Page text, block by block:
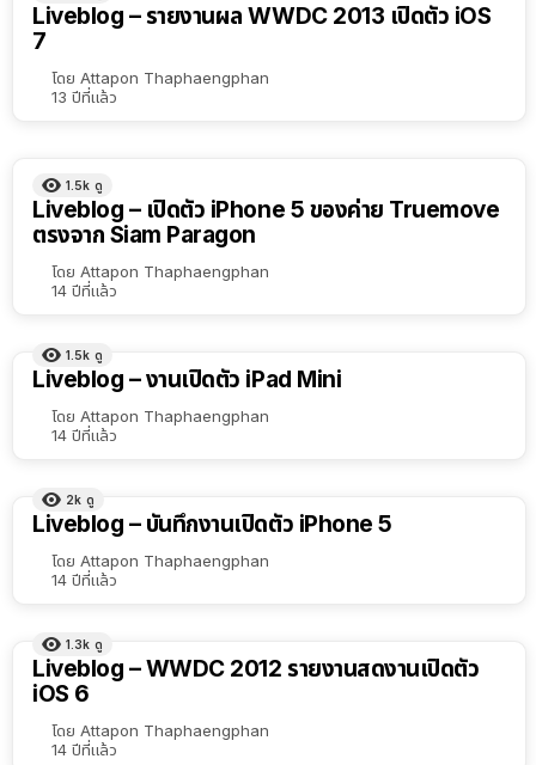
Liveblog – รายงานผล WWDC 2013 เปิดตัว iOS
7
โดย Attapon Thaphaengphan
13 ปีที่แล้ว
1.5k ดู
Liveblog – เปิดตัว iPhone 5 ของค่าย Truemove
ตรงจาก Siam Paragon
โดย Attapon Thaphaengphan
14 ปีที่แล้ว
1.5k ดู
Liveblog – งานเปิดตัว iPad Mini
โดย Attapon Thaphaengphan
14 ปีที่แล้ว
2k ดู
Liveblog – บันทึกงานเปิดตัว iPhone 5
โดย Attapon Thaphaengphan
14 ปีที่แล้ว
1.3k ดู
Liveblog – WWDC 2012 รายงานสดงานเปิดตัว
iOS 6
โดย Attapon Thaphaengphan
14 ปีที่แล้ว